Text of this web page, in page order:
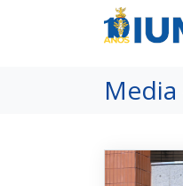
Media